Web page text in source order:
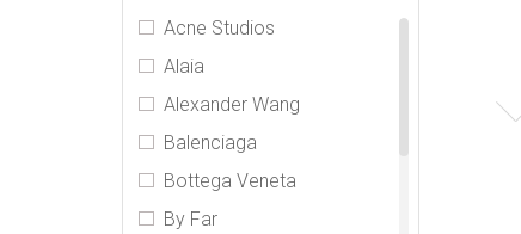
Acne Studios
Alaia
Alexander Wang
Balenciaga
Bottega Veneta
By Far